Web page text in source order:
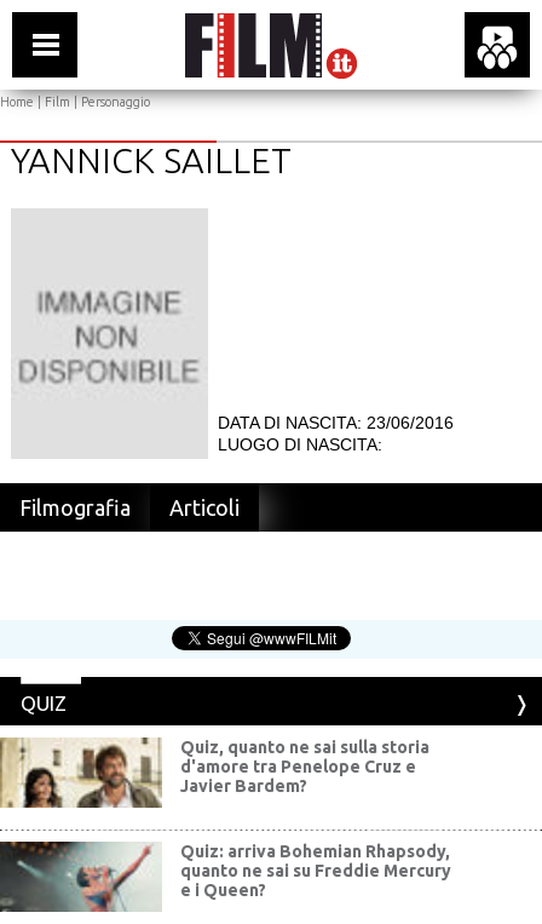
Home|Film| Personaggio
YANNICK SAILLET
DATA DI NASCITA: 23/06/2016
LUOGO DI NASCITA:
Filmografia Articoli
QUIZ
Quiz, quanto ne sai sulla storia
d'amore tra Penelope Cruz e
Javier Bardem?
Quiz: arriva Bohemian Rhapsody,
quanto ne sai su Freddie Mercury
e i Queen?